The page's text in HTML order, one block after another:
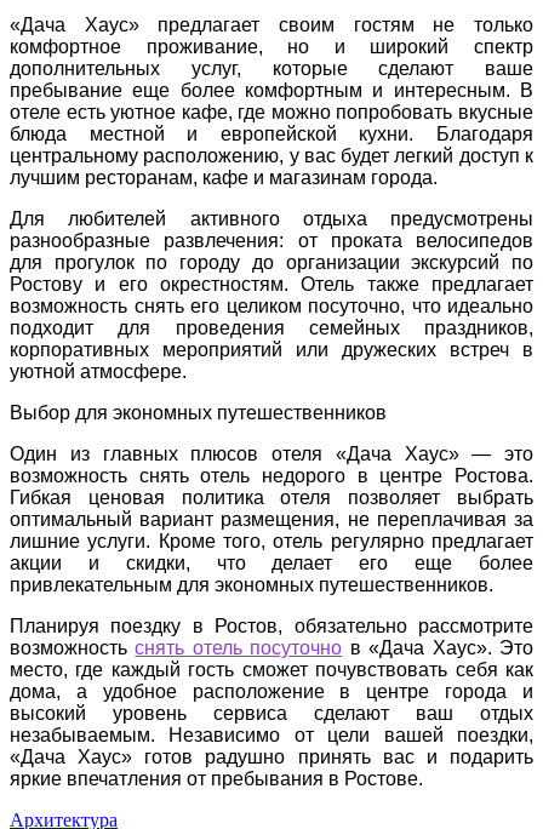
«Дача Хаус» предлагает своим гостям не только
комфортное проживание, но и широкий спектр
дополнительных услуг, которые сделают ваше
пребывание еще более комфортным и интересным. В
отеле есть уютное кафе, где можно попробовать вкусные
блюда местной и европейской кухни. Благодаря
центральному расположению, у вас будет легкий доступ к
лучшим ресторанам, кафе и магазинам города.
Для любителей активного отдыха предусмотрены
разнообразные развлечения: от проката велосипедов
для прогулок по городу до организации экскурсий по
Ростову и его окрестностям. Отель также предлагает
возможность снять его целиком посуточно, что идеально
подходит для проведения семейных праздников,
корпоративных мероприятий или дружеских встреч в
уютной атмосфере.
Выбор для экономных путешественников
Один из главных плюсов отеля «Дача Хаус» — это
возможность снять отель недорого в центре Ростова.
Гибкая ценовая политика отеля позволяет выбрать
оптимальный вариант размещения, не переплачивая за
лишние услуги. Кроме того, отель регулярно предлагает
акции и скидки, что делает его еще более
привлекательным для экономных путешественников.
Планируя поездку в Ростов, обязательно рассмотрите
возможностьснять отель посуточно в «Дача Хаус». Это
место, где каждый гость сможет почувствовать себя как
дома, а удобное расположение в центре города и
высокий уровень сервиса сделают ваш отдых
незабываемым. Независимо от цели вашей поездки,
«Дача Хаус» готов радушно принять вас и подарить
яркие впечатления от пребывания в Ростове.
Архитектура